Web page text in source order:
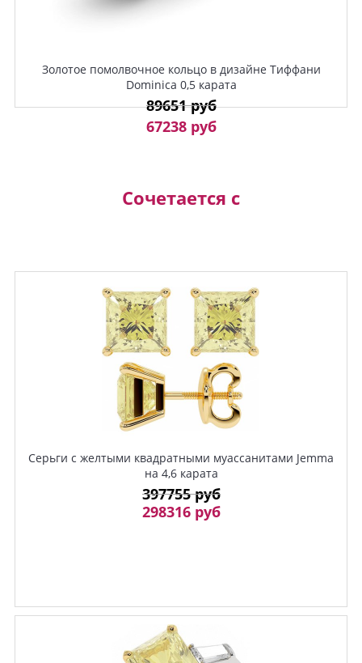
Золотое помолвочное кольцо в дизайне Тиффани
Dominica 0,5 карата
89651 руб
67238 руб
Сочетается с
Серьги с желтыми квадратными муассанитами Jemma
на 4,6 карата
397755 руб
298316 руб